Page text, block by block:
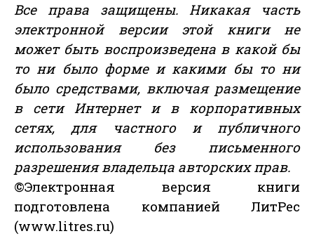
Все права защищены. Никакая часть
электронной версии этой книги не
может быть воспроизведена в какой бы
то ни было форме и какими бы то ни
было средствами, включая размещение
в сети Интернет и в корпоративных
сетях, для частного и публичного
использования без письменного
разрешения владельца авторских прав.
©Электронная версия книги
подготовлена компанией ЛитРес
(www.litres.ru)